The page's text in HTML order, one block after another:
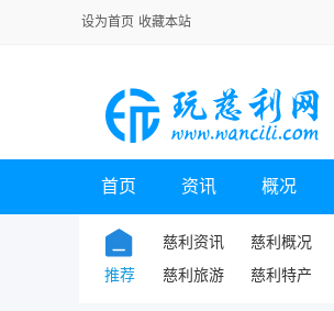
设为首页 收藏本站
首页 资讯 概况
推荐
慈利资讯 慈利概况
慈利旅游
慈利特产